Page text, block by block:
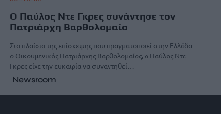
Ο Παύλος Ντε Γκρες συνάντησε τον
Πατριάρχη Βαρθολομαίο
Στο πλαίσιο της επίσκεψης που πραγματοποιεί στην Ελλάδα
ο Οικουμενικός Πατριάρχης Βαρθολομαίος, ο Παύλος Ντε
Γκρες είχε την ευκαιρία να συναντηθεί…
Newsroom